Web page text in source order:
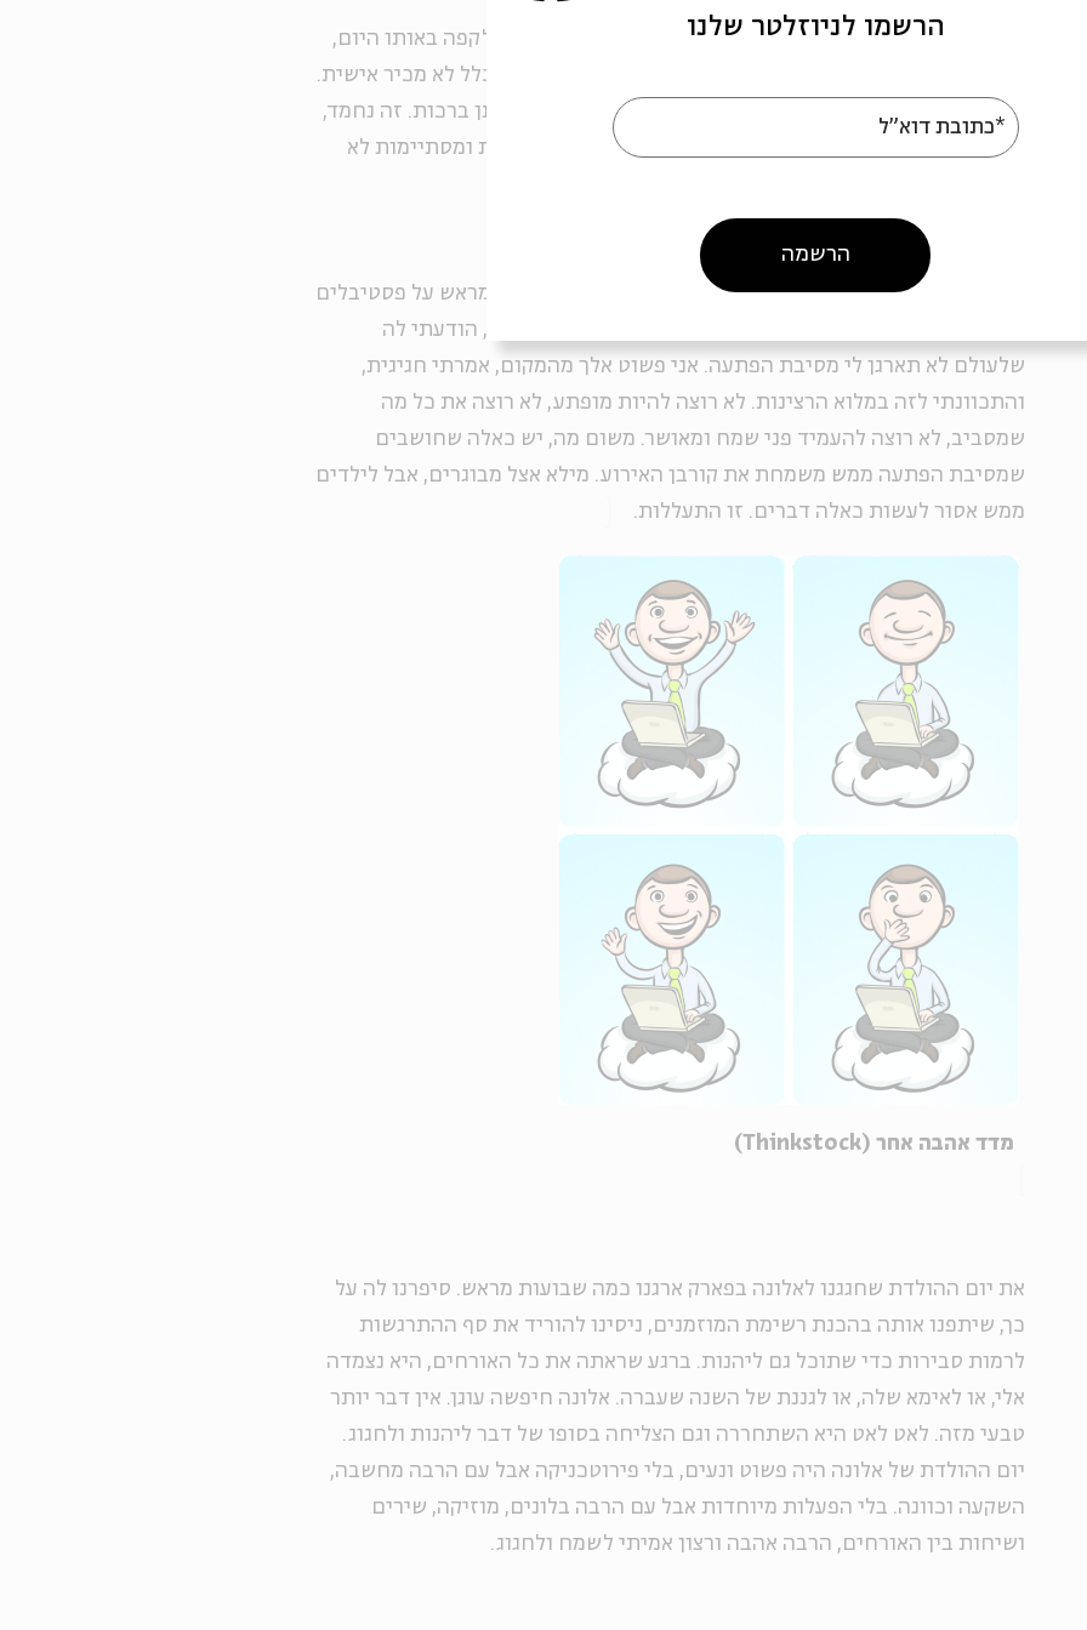
השבוע חגג את יום הולדתו אחד מחבריי הקרובים. כשנפגשנו לקפה באותו היום,
הוא סיפר לי שקיבל מאות ברכות, חלקן הגדול מכאלה שהוא בכלל לא מכיר אישית.
ובהמשך לדברים הללו, אני תוהה מהי באמת המשמעות של אותן ברכות. זה נחמד,
לא יותר מזה; אבל בעידן הנוכחי, שבו מערכות יחסים מתחילות ומסתיימות לא
באופן אישי, אני לא אדם שאוהב חגיגות ימי הולדת. אני מוותר מראש על פסטיבלים
ועל מסיבות. זמן קצר לאחר תחילת הקשר שלי עם אורית זוגתי, הודעתי לה
שלעולם לא תארגן לי מסיבת הפתעה. אני פשוט אלך מהמקום, אמרתי חגיגית,
והתכוונתי לזה במלוא הרצינות. לא רוצה להיות מופתע, לא רוצה את כל מה
שמסביב, לא רוצה להעמיד פני שמח ומאושר. משום מה, יש כאלה שחושבים
שמסיבת הפתעה ממש משמחת את קורבן האירוע. מילא אצל מבוגרים, אבל לילדים
ממש אסור לעשות כאלה דברים. זו התעללות.
מדד אהבה אחר (Thinkstock)
את יום ההולדת שחגגנו לאלונה בפארק ארגנו כמה שבועות מראש. סיפרנו לה על
כך, שיתפנו אותה בהכנת רשימת המוזמנים, ניסינו להוריד את סף ההתרגשות
לרמות סבירות כדי שתוכל גם ליהנות. ברגע שראתה את כל האורחים, היא נצמדה
אלי, או לאימא שלה, או לגננת של השנה שעברה. אלונה חיפשה עוגן. אין דבר יותר
טבעי מזה. לאט לאט היא השתחררה וגם הצליחה בסופו של דבר ליהנות ולחגוג.
יום ההולדת של אלונה היה פשוט ונעים, בלי פירוטכניקה אבל עם הרבה מחשבה,
השקעה וכוונה. בלי הפעלות מיוחדות אבל עם הרבה בלונים, מוזיקה, שירים
ושיחות בין האורחים, הרבה אהבה ורצון אמיתי לשמח ולחגוג.
הרשמו לניוזלטר שלנו
*כתובת דוא"ל
הרשמה